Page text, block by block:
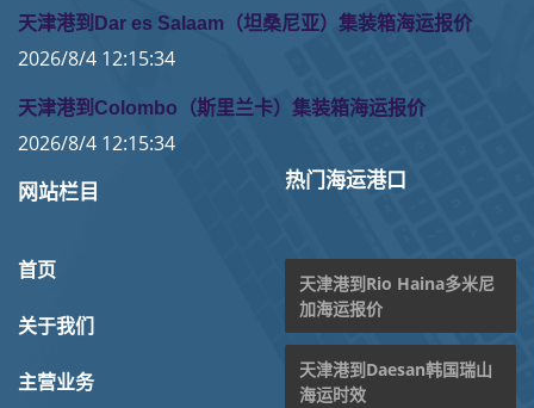
天津港到Dar es Salaam（坦桑尼亚）集装箱海运报价
2026/8/4 12:15:34
天津港到Colombo（斯里兰卡）集装箱海运报价
2026/8/4 12:15:34
网站栏目
首页
关于我们
主营业务
热门海运港口
天津港到Rio Haina多米尼
加海运报价
天津港到Daesan韩国瑞山
海运时效